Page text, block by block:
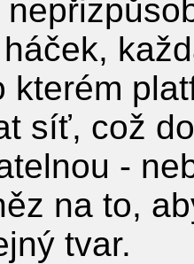
kterém
síť, což
-
na to,
tvar.